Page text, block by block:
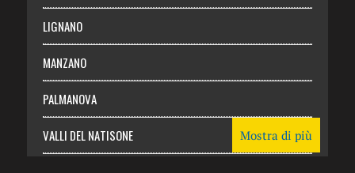
LIGNANO
MANZANO
PALMANOVA
VALLI DEL NATISONE Mostra di più